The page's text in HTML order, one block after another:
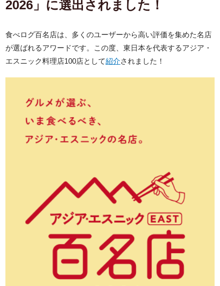
2026」に選出されました！
食べログ百名店は、多くのユーザーから高い評価を集めた名店
が選ばれるアワードです。この度、東日本を代表するアジア・
エスニック料理店100店として紹介されました！